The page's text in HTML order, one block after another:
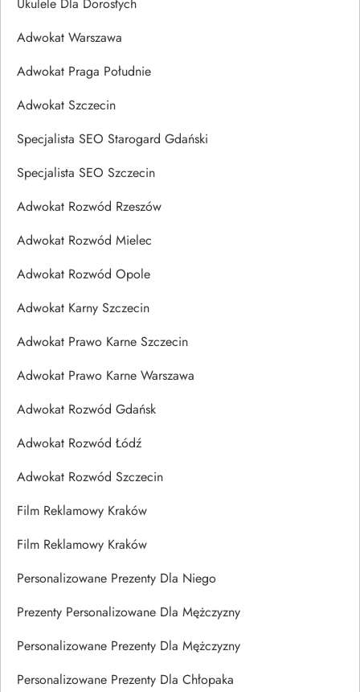
Adwokat Warszawa
Adwokat Praga Południe
Adwokat Szczecin
Specjalista SEO Starogard Gdański
Specjalista SEO Szczecin
Adwokat Rozwód Rzeszów
Adwokat Rozwód Mielec
Adwokat Rozwód Opole
Adwokat Karny Szczecin
Adwokat Prawo Karne Szczecin
Adwokat Prawo Karne Warszawa
Adwokat Rozwód Gdańsk
Adwokat Rozwód Łódź
Adwokat Rozwód Szczecin
Film Reklamowy Kraków
Film Reklamowy Kraków
Personalizowane Prezenty Dla Niego
Prezenty Personalizowane Dla Mężczyzny
Personalizowane Prezenty Dla Mężczyzny
Personalizowane Prezenty Dla Chłopaka